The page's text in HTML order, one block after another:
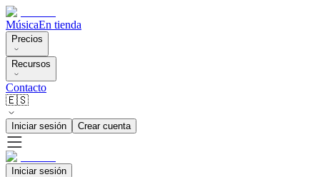
MúsicaEn tienda
Precios
Recursos
Contacto
🇪🇸
Iniciar sesión Crear cuenta
Iniciar sesión